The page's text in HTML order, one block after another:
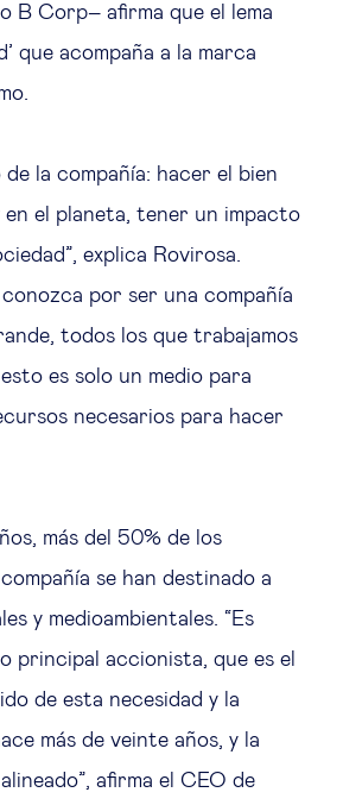
B Corp– afirma que el lema
que acompaña a la marca
la compañía: hacer el bien
en el planeta, tener un impacto
explica Rovirosa.
conozca por ser una compañía
todos los que trabajamos
es solo un medio para
necesarios para hacer
más del 50% de los
se han destinado a
y medioambientales. “Es
principal accionista, que es el
de esta necesidad y la
más de veinte años, y la
afirma el CEO de